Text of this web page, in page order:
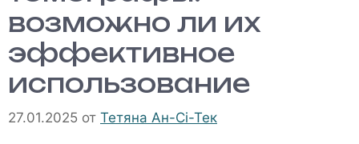
возможно ли их
эффективное
использование
27.01.2025 от Тетяна Ан-Сі-Тек